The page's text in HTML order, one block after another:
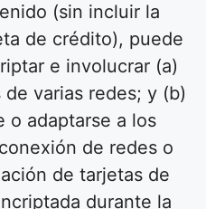
(sin incluir la
de crédito), puede
e involucrar (a)
varias redes; y (b)
o adaptarse a los
de redes o
de tarjetas de
durante la